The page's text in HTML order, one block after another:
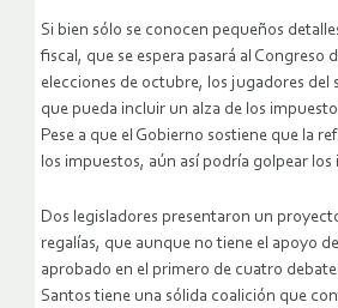
Si bien sólo se conocen pequeños
fiscal, que se espera pasará al Congreso
elecciones de octubre, los jugadores del
que pueda incluir un alza de los
Pese a que el Gobierno sostiene que la
los impuestos, aún así podría golpear los
Dos legisladores presentaron un
regalías, que aunque no tiene el apoyo
aprobado en el primero de cuatro
Santos tiene una sólida coalición que